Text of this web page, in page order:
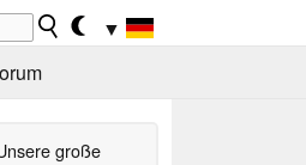
▼
große